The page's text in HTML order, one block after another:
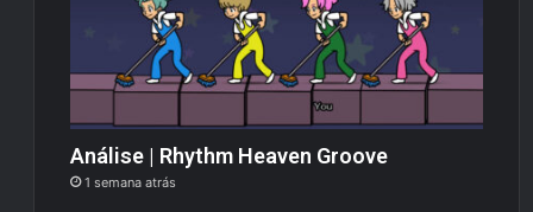
Análise | Rhythm Heaven Groove
1 semana atrás